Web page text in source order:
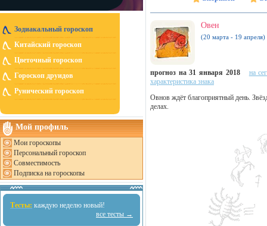
Зодиакальный гороскоп
Китайский гороскоп
Цветочный гороскоп
Гороскоп друидов
Рунический гороскоп
Мой профиль
Мои гороскопы
Персональный гороскоп
Совместимость
Подписка на гороскопы
Тесты: каждую неделю новый!
все тесты →
Овен
(20 марта - 19 апреля)
прогноз на 31 января 2018
на
характеристика знака
Овнов ждёт благоприятный день.
делах.